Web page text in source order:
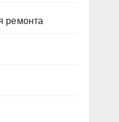
ремонта